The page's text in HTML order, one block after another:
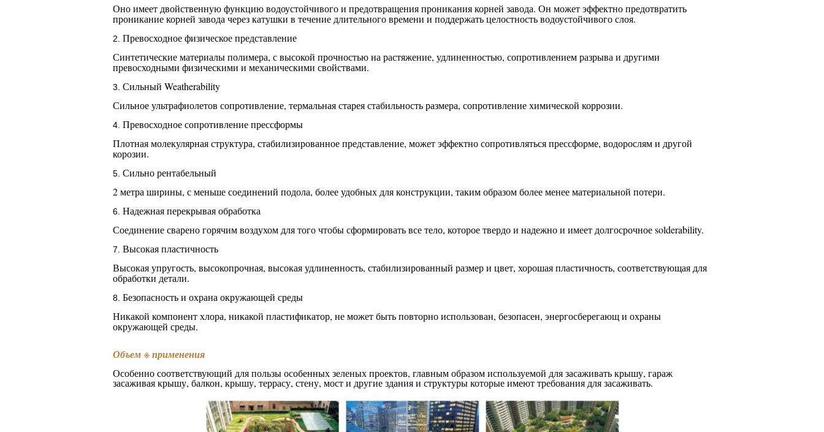
Оно имеет двойственную функцию водоустойчивого и предотвращения проникания корней завода. Он может эффектно предотвратить
проникание корней завода через катушки в течение длительного времени и поддержать целостность водоустойчивого слоя.
2. Превосходное физическое представление
Синтетические материалы полимера, с высокой прочностью на растяжение, удлиненностью, сопротивлением разрыва и другими
превосходными физическими и механическими свойствами.
3. Сильный Weatherability
Сильное ультрафиолетов сопротивление, термальная старея стабильность размера, сопротивление химической коррозии.
4. Превосходное сопротивление прессформы
Плотная молекулярная структура, стабилизированное представление, может эффектно сопротивляться прессформе, водорослям и другой
корозии.
5. Сильно рентабельный
2 метра ширины, с меньше соединений подола, более удобных для конструкции, таким образом более менее материальной потери.
6. Надежная перекрывая обработка
Соединение сварено горячим воздухом для того чтобы сформировать все тело, которое твердо и надежно и имеет долгосрочное solderability.
7. Высокая пластичность
Высокая упругость, высокопрочная, высокая удлиненность, стабилизированный размер и цвет, хорошая пластичность, соответствующая для
обработки детали.
8. Безопасность и охрана окружающей среды
Никакой компонент хлора, никакой пластификатор, не может быть повторно использован, безопасен, энергосберегающ и охраны
окружающей среды.
Объем ※применения
Особенно соответствующий для пользы особенных зеленых проектов, главным образом используемой для засаживать крышу, гараж
засаживая крышу, балкон, крышу, террасу, стену, мост и другие здания и структуры которые имеют требования для засаживать.